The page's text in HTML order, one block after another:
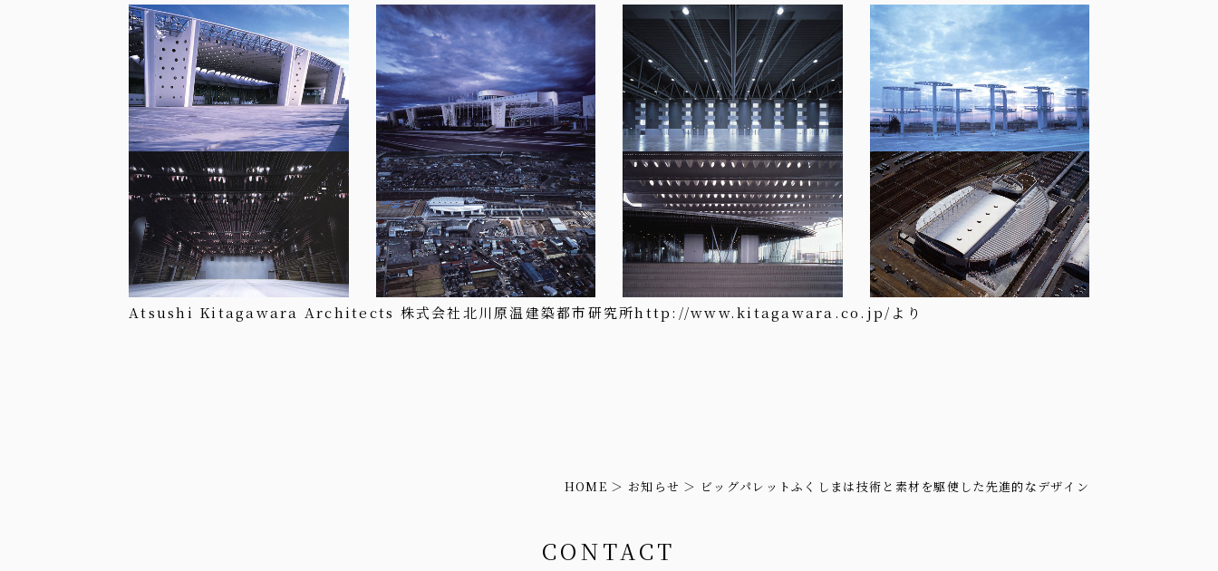
Atsushi Kitagawara Architects 株式会社北川原温建築都市研究所http://www.kitagawara.co.jp/ より
HOME お知らせ ビッグパレットふくしまは技術と素材を駆使した先進的なデザイン
CONTACT